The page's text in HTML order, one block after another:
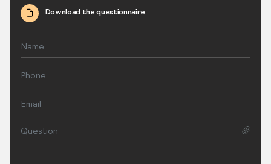
Download the questionnaire